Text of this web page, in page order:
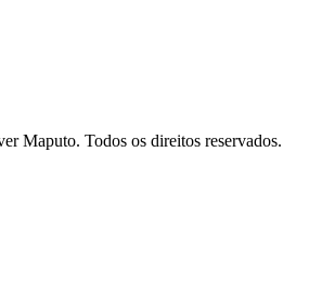
Maputo. Todos os direitos reservados.